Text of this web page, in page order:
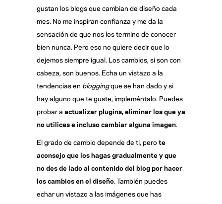
gustan los blogs que cambian de diseño cada
mes. No me inspiran confianza y me da la
sensación de que nos los termino de conocer
bien nunca. Pero eso no quiere decir que lo
dejemos siempre igual. Los cambios, si son con
cabeza, son buenos. Echa un vistazo a la
tendencias en bloggingque se han dado y si
hay alguno que te guste, impleméntalo. Puedes
probar a actualizar plugins, eliminar los que ya
no utilices e incluso cambiar alguna imagen.
El grado de cambio depende de ti, pero te
aconsejo que los hagas gradualmente y que
no des de lado al contenido del blog por hacer
los cambios en el diseño. También puedes
echar un vistazo a las imágenes que has